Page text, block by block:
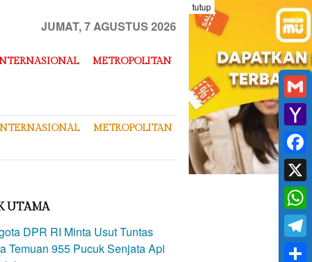
tutup
JUMAT, 7 AGUSTUS 2026
METROPOLITAN
METROPOLITAN
UTAMA
Mail
X